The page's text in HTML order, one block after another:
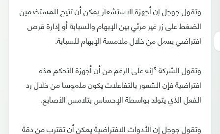
وتقول جوجل إن أجهزة الاستشعار يمكن أن تتيح للمستخدمين
الضغط على زر غير مرئي بين الإبهام والسبابة أو إدارة قرص
افتراضي يعمل من خلال ملامسة الإبهام للسبابة.
وتقول الشركة ”إنه على الرغم من أن أجهزة التحكم هذه
افتراضية فإن الشعور بالتفاعلات يكون ملموسا من خلال رد
الفعل الذي يتولد بواسطة الإحساس بتلامس الأصابع.
وتقول جوجل إن الأدوات الافتراضية يمكن أن تقترب من دقة